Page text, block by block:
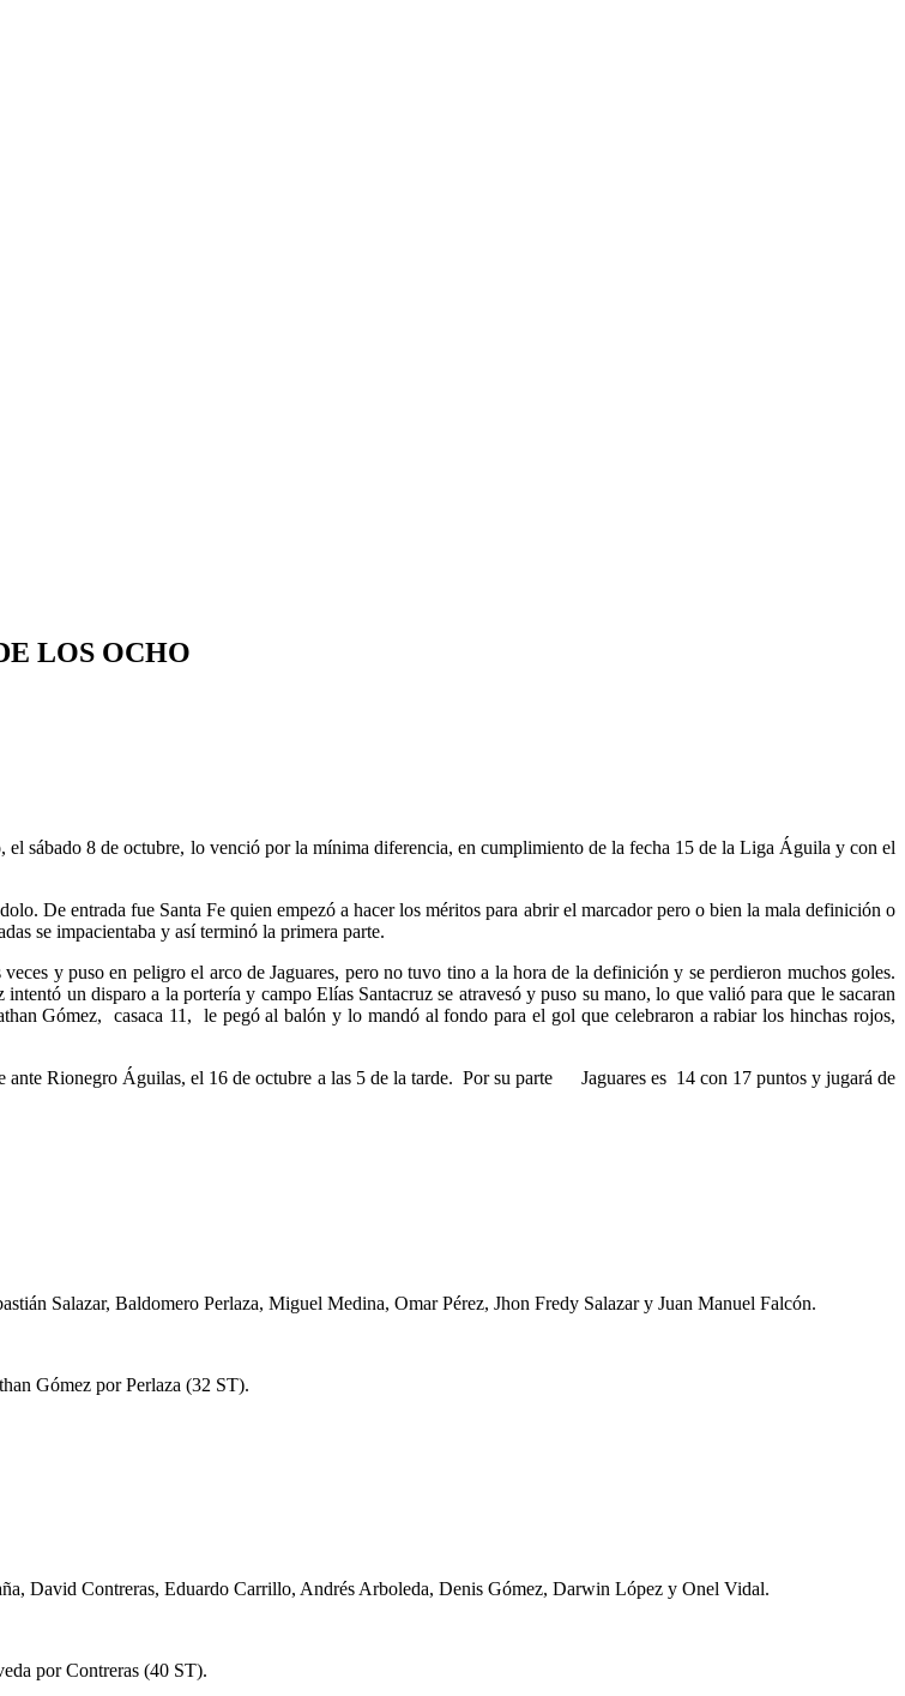
LOS OCHO
sábado 8 de octubre, lo venció por la mínima diferencia, en cumplimiento de la fecha 15 de la Liga Águila y con el
De entrada fue Santa Fe quien empezó a hacer los méritos para abrir el marcador pero o bien la mala definición o
se impacientaba y así terminó la primera parte.
y puso en peligro el arco de Jaguares, pero no tuvo tino a la hora de la definición y se perdieron muchos goles.
un disparo a la portería y campo Elías Santacruz se atravesó y puso su mano, lo que valió para que le sacaran
Gómez, casaca 11, le pegó al balón y lo mandó al fondo para el gol que celebraron a rabiar los hinchas rojos,
ante Rionegro Águilas, el 16 de octubre a las 5 de la tarde. Por su parte Jaguares es 14 con 17 puntos y jugará de
Salazar, Baldomero Perlaza, Miguel Medina, Omar Pérez, Jhon Fredy Salazar y Juan Manuel Falcón.
Gómez por Perlaza (32 ST).
David Contreras, Eduardo Carrillo, Andrés Arboleda, Denis Gómez, Darwin López y Onel Vidal.
por Contreras (40 ST).